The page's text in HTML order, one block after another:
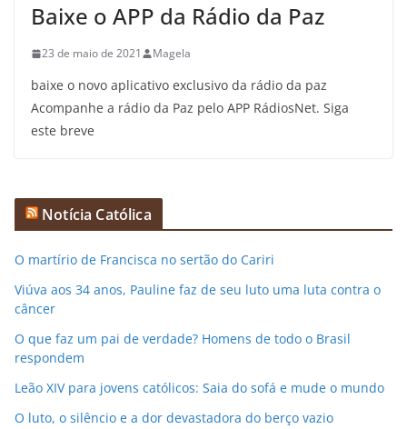
Baixe o APP da Rádio da Paz
23 de maio de 2021 Magela
baixe o novo aplicativo exclusivo da rádio da paz
Acompanhe a rádio da Paz pelo APP RádiosNet. Siga
este breve
Notícia Católica
O martírio de Francisca no sertão do Cariri
Viúva aos 34 anos, Pauline faz de seu luto uma luta contra o
câncer
O que faz um pai de verdade? Homens de todo o Brasil
respondem
Leão XIV para jovens católicos: Saia do sofá e mude o mundo
O luto, o silêncio e a dor devastadora do berço vazio